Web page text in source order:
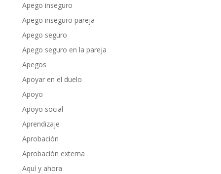
Apego inseguro
Apego inseguro pareja
Apego seguro
Apego seguro en la pareja
Apegos
Apoyar en el duelo
Apoyo
Apoyo social
Aprendizaje
Aprobación
Aprobación externa
Aquí y ahora